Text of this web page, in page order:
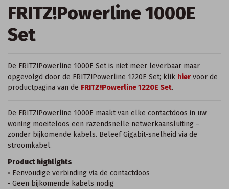
FRITZ!Powerline 1000E
Set
De FRITZ!Powerline 1000E Set is niet meer leverbaar maar
opgevolgd door de FRITZ!Powerline 1220E Set; klik hier voor de
productpagina van de FRITZ!Powerline 1220E Set.
De FRITZ!Powerline 1000E maakt van elke contactdoos in uw
woning moeiteloos een razendsnelle netwerkaansluiting –
zonder bijkomende kabels. Beleef Gigabit-snelheid via de
stroomkabel.
Product highlights
• Eenvoudige verbinding via de contactdoos
• Geen bijkomende kabels nodig